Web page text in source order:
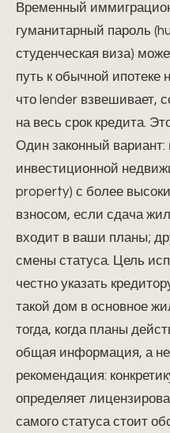
Временный
гуманитарный пароль
студенческая виза)
путь к обычной ипотеке
что lender взвешивает,
на весь срок кредита.
Один законный вариант:
инвестиционной
property) с более
взносом, если сдача
входит в ваши планы;
смены статуса. Цель
честно указать
такой дом в основное
тогда, когда планы
общая информация, а
рекомендация:
определяет
самого статуса стоит